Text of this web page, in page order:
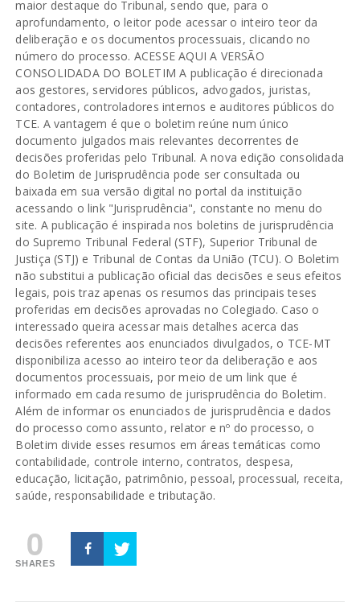
maior destaque do Tribunal, sendo que, para o
aprofundamento, o leitor pode acessar o inteiro teor da
deliberação e os documentos processuais, clicando no
número do processo. ACESSE AQUI A VERSÃO
CONSOLIDADA DO BOLETIM A publicação é direcionada
aos gestores, servidores públicos, advogados, juristas,
contadores, controladores internos e auditores públicos do
TCE. A vantagem é que o boletim reúne num único
documento julgados mais relevantes decorrentes de
decisões proferidas pelo Tribunal. A nova edição consolidada
do Boletim de Jurisprudência pode ser consultada ou
baixada em sua versão digital no portal da instituição
acessando o link "Jurisprudência", constante no menu do
site. A publicação é inspirada nos boletins de jurisprudência
do Supremo Tribunal Federal (STF), Superior Tribunal de
Justiça (STJ) e Tribunal de Contas da União (TCU). O Boletim
não substitui a publicação oficial das decisões e seus efeitos
legais, pois traz apenas os resumos das principais teses
proferidas em decisões aprovadas no Colegiado. Caso o
interessado queira acessar mais detalhes acerca das
decisões referentes aos enunciados divulgados, o TCE-MT
disponibiliza acesso ao inteiro teor da deliberação e aos
documentos processuais, por meio de um link que é
informado em cada resumo de jurisprudência do Boletim.
Além de informar os enunciados de jurisprudência e dados
do processo como assunto, relator e nº do processo, o
Boletim divide esses resumos em áreas temáticas como
contabilidade, controle interno, contratos, despesa,
educação, licitação, patrimônio, pessoal, processual, receita,
saúde, responsabilidade e tributação.
0
SHARES